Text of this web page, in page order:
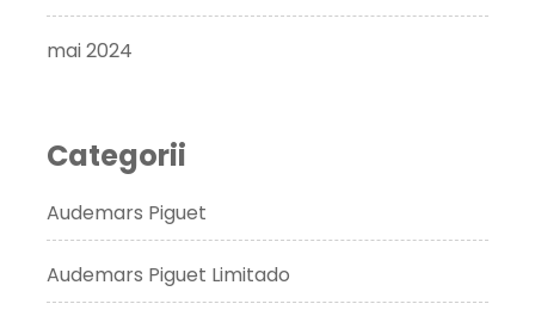
mai 2024
Categorii
Audemars Piguet
Audemars Piguet Limitado